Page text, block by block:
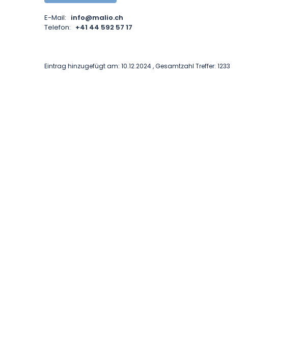
E-Mail: info@malio.ch
Telefon: +41 44 592 57 17
Eintrag hinzugefügt am: 10.12.2024 , Gesamtzahl Treffer: 1233